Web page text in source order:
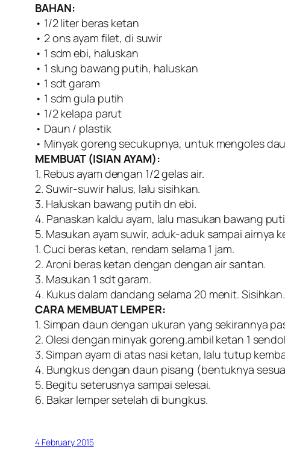
BAHAN:
• 1/2 liter beras ketan
• 2 ons ayam filet, di suwir
• 1 sdm ebi, haluskan
• 1 slung bawang putih, haluskan
• 1 sdt garam
• 1 sdm gula putih
• 1/2 kelapa parut
• Daun / plastik
• Minyak goreng secukupnya, untuk mengoles
MEMBUAT (ISIAN AYAM):
1. Rebus ayam dengan 1/2 gelas air.
2. Suwir-suwir halus, lalu sisihkan.
3. Haluskan bawang putih dn ebi.
4. Panaskan kaldu ayam, lalu masukan bawang
5. Masukan ayam suwir, aduk-aduk sampai airnya
1. Cuci beras ketan, rendam selama 1 jam.
2. Aroni beras ketan dengan dengan air santan.
3. Masukan 1 sdt garam.
4. Kukus dalam dandang selama 20 menit. Sisihkan.
CARA MEMBUAT LEMPER:
1. Simpan daun dengan ukuran yang sekirannya
2. Olesi dengan minyak goreng.ambil ketan 1
3. Simpan ayam di atas nasi ketan, lalu tutup
4. Bungkus dengan daun pisang (bentuknya
5. Begitu seterusnya sampai selesai.
6. Bakar lemper setelah di bungkus.
4 February 2015